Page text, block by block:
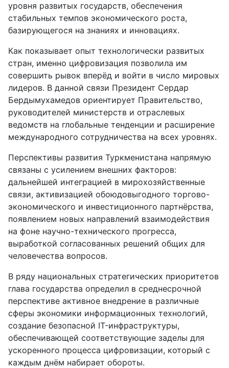
уровня развитых государств, обеспечения
стабильных темпов экономического роста,
базирующегося на знаниях и инновациях.
Как показывает опыт технологически развитых
стран, именно цифровизация позволила им
совершить рывок вперёд и войти в число мировых
лидеров. В данной связи Президент Сердар
Бердымухамедов ориентирует Правительство,
руководителей министерств и отраслевых
ведомств на глобальные тенденции и расширение
международного сотрудничества на всех уровнях.
Перспективы развития Туркменистана напрямую
связаны с усилением внешних факторов:
дальнейшей интеграцией в мирохозяйственные
связи, активизацией обоюдовыгодного торгово-
экономического и инвестиционного партнёрства,
появлением новых направлений взаимодействия
на фоне научно-технического прогресса,
выработкой согласованных решений общих для
человечества вопросов.
В ряду национальных стратегических приоритетов
глава государства определил в среднесрочной
перспективе активное внедрение в различные
сферы экономики информационных технологий,
создание безопасной IT-инфраструктуры,
обеспечивающей соответствующие заделы для
ускоренного процесса цифровизации, который с
каждым днём набирает обороты.